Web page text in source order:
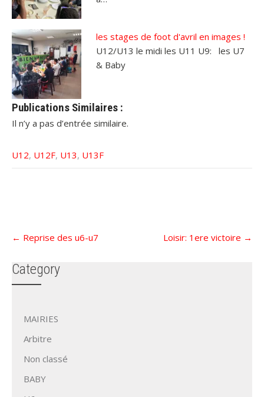
e
d
a
n
s
u
n
e
n
o
u
v
e
l
l
e
f
ê
t
r
e
d
a
n
s
u
n
e
n
o
v
e
l
l
e
n
ê
les stages de foot d'avril en images !
U12/U13 le midi les U11 U9: les U7
& Baby
Publications Similaires :
Il n’y a pas d’entrée similaire.
U12, U12F, U13, U13F
navigation
← Reprise des u6-u7 Loisir: 1ere victoire →
Category
MAIRIES
Arbitre
Non classé
BABY